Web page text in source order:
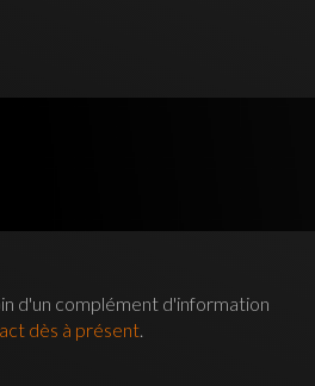
d'un complément d'information
dès à présent.